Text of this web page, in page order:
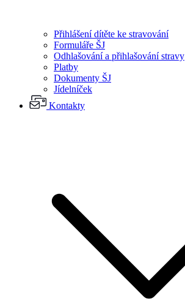
Přihlášení dítěte ke stravování
Formuláře ŠJ
Odhlašování a přihlašování stravy
Platby
Dokumenty ŠJ
Jídelníček
Kontakty